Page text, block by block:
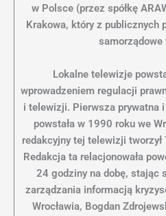
w Polsce (przez spółkę
Krakowa, który z publicznych
Lokalne telewizje
wprowadzeniem regulacji
i telewizji. Pierwsza prywatna
powstała w 1990 roku we
redakcyjny tej telewizji tworzył
Redakcja ta relacjonowała
24 godziny na dobę, stając
zarządzania informacją
Wrocławia, Bogdan